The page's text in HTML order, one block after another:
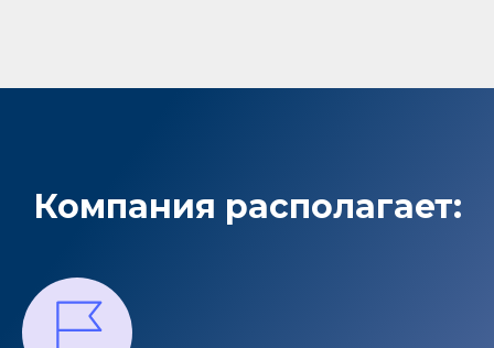
Компания располагает: